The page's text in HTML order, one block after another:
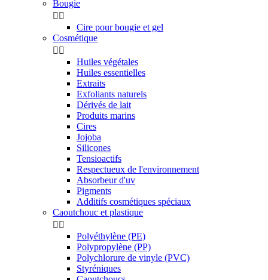
Bougie
 
Cire pour bougie et gel
Cosmétique
 
Huiles végétales
Huiles essentielles
Extraits
Exfoliants naturels
Dérivés de lait
Produits marins
Cires
Jojoba
Silicones
Tensioactifs
Respectueux de l'environnement
Absorbeur d'uv
Pigments
Additifs cosmétiques spéciaux
Caoutchouc et plastique
 
Polyéthylène (PE)
Polypropylène (PP)
Polychlorure de vinyle (PVC)
Styréniques